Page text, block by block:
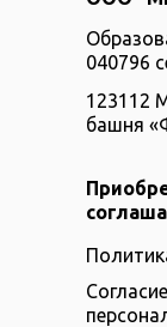
040796
123112
башня